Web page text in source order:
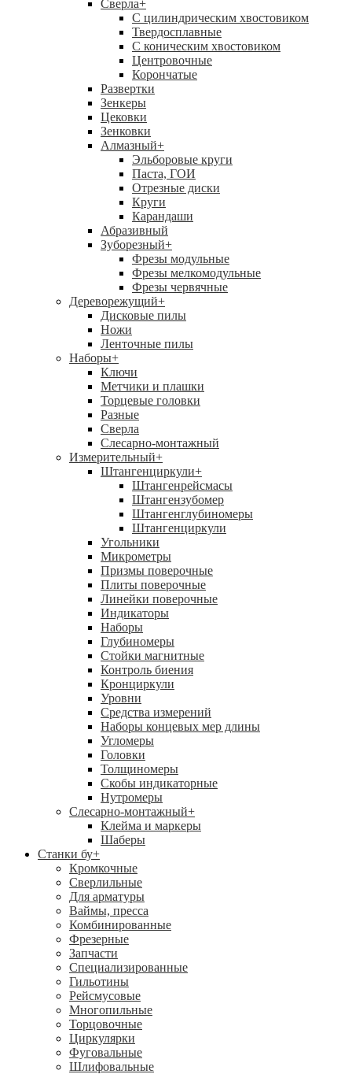
Сверла+
С цилиндрическим хвостовиком
Твердосплавные
С коническим хвостовиком
Центровочные
Корончатые
Развертки
Зенкеры
Цековки
Зенковки
Алмазный+
Эльборовые круги
Паста, ГОИ
Отрезные диски
Круги
Карандаши
Абразивный
Зуборезный+
Фрезы модульные
Фрезы мелкомодульные
Фрезы червячные
Дереворежущий+
Дисковые пилы
Ножи
Ленточные пилы
Наборы+
Ключи
Метчики и плашки
Торцевые головки
Разные
Сверла
Слесарно-монтажный
Измерительный+
Штангенциркули+
Штангенрейсмасы
Штангензубомер
Штангенглубиномеры
Штангенциркули
Угольники
Микрометры
Призмы поверочные
Плиты поверочные
Линейки поверочные
Индикаторы
Наборы
Глубиномеры
Стойки магнитные
Контроль биения
Кронциркули
Уровни
Средства измерений
Наборы концевых мер длины
Угломеры
Головки
Толщиномеры
Скобы индикаторные
Нутромеры
Слесарно-монтажный+
Клейма и маркеры
Шаберы
Станки бу+
Кромкочные
Сверлильные
Для арматуры
Ваймы, пресса
Комбинированные
Фрезерные
Запчасти
Специализированные
Гильотины
Рейсмусовые
Многопильные
Торцовочные
Циркулярки
Фуговальные
Шлифовальные